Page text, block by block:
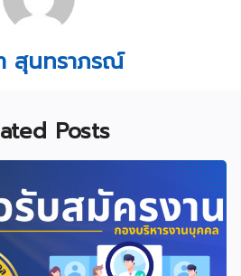
สุนทราภรณ์
Posts